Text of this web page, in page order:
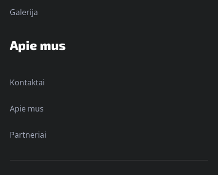
Galerija
Apie mus
Kontaktai
Apie mus
Partneriai